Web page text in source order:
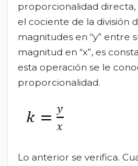
proporcionalidad
el cociente de la división
magnitudes en “y” entre
magnitud en “x”, es
esta operación se le
proporcionalidad.
Lo anterior se verifica.